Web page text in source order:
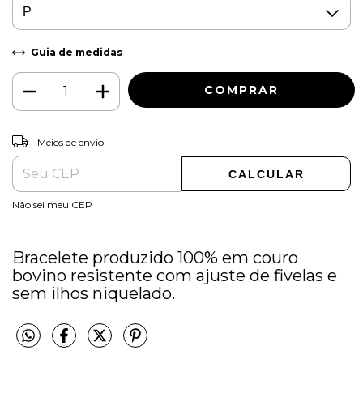
Guia de medidas
Entregas para o CEP:
Meios de envio
CALCULAR
Não sei meu CEP
Bracelete produzido 100% em couro
bovino resistente com ajuste de fivelas e
sem ilhos niquelado.